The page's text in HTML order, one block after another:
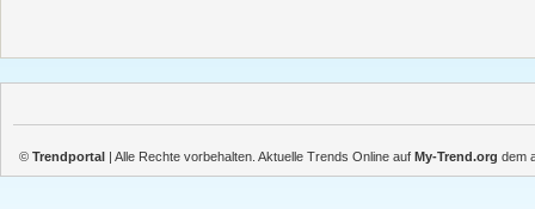
© Trendportal | Alle Rechte vorbehalten. Aktuelle Trends Online auf My-Trend.org dem